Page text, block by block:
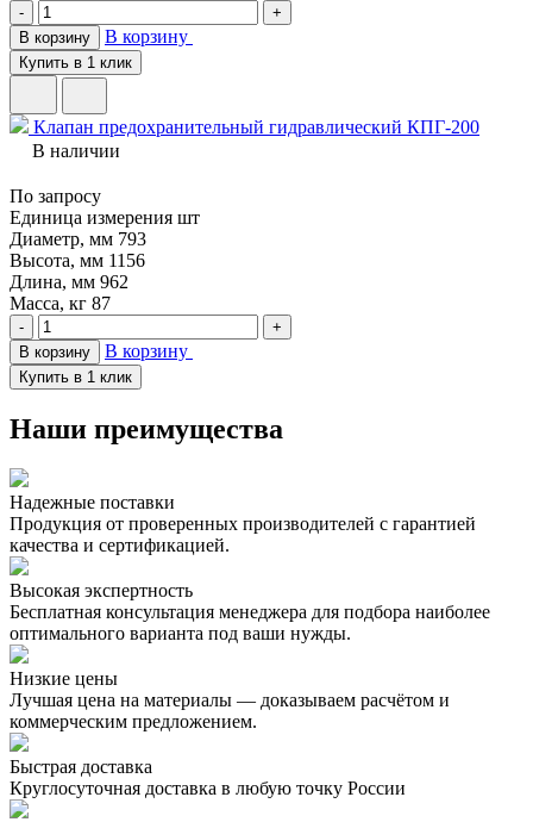
-
+
В корзину
В корзину
Купить в 1 клик
Клапан предохранительный гидравлический КПГ-200
В наличии
По запросу
Единица измерения шт
Диаметр, мм 793
Высота, мм 1156
Длина, мм 962
Масса, кг 87
-
+
В корзину
В корзину
Купить в 1 клик
Наши преимущества
Надежные поставки
Продукция от проверенных производителей с гарантией
качества и сертификацией.
Высокая экспертность
Бесплатная консультация менеджера для подбора наиболее
оптимального варианта под ваши нужды.
Низкие цены
Лучшая цена на материалы — доказываем расчётом и
коммерческим предложением.
Быстрая доставка
Круглосуточная доставка в любую точку России